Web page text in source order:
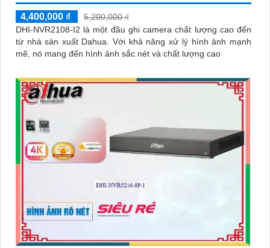
4,400,000 ₫
5,200,000 ₫
DHI-NVR2108-I2 là một đầu ghi camera chất lượng cao đến
từ nhà sản xuất Dahua. Với khả năng xử lý hình ảnh mạnh
mẽ, nó mang đến hình ảnh sắc nét và chất lượng cao